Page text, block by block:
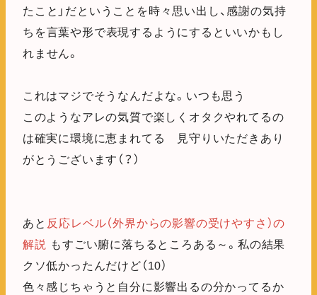
たこと」だということを時々思い出し、感謝の気持
ちを言葉や形で表現するようにするといいかもし
れません。
これはマジでそうなんだよな。いつも思う
このようなアレの気質で楽しくオタクやれてるの
は確実に環境に恵まれてる 見守りいただきあり
がとうございます（？）
あと 反応レベル（外界からの影響の受けやすさ）の
解説 もすごい腑に落ちるところある～。私の結果
クソ低かったんだけど（10）
色々感じちゃうと自分に影響出るの分かってるか